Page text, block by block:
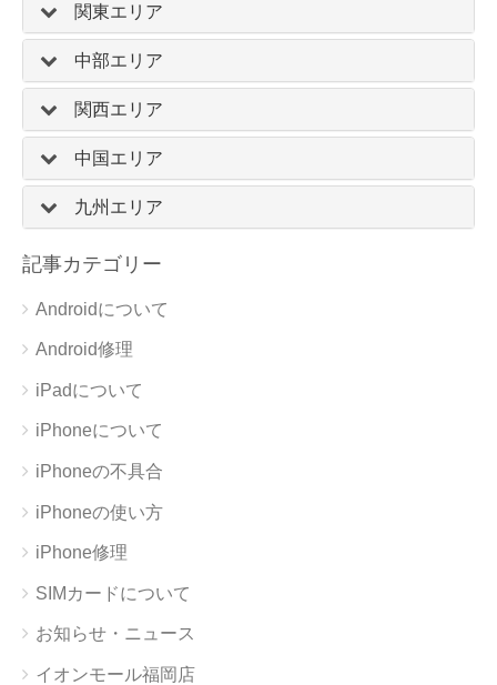
関東エリア
中部エリア
関西エリア
中国エリア
九州エリア
記事カテゴリー
Androidについて
Android修理
iPadについて
iPhoneについて
iPhoneの不具合
iPhoneの使い方
iPhone修理
SIMカードについて
お知らせ・ニュース
イオンモール福岡店